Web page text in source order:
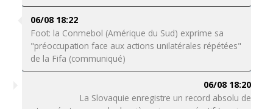
06/08 18:22
Foot: la Conmebol (Amérique du Sud) exprime sa
"préoccupation face aux actions unilatérales répétées"
de la Fifa (communiqué)
06/08 18:20
La Slovaquie enregistre un record absolu de